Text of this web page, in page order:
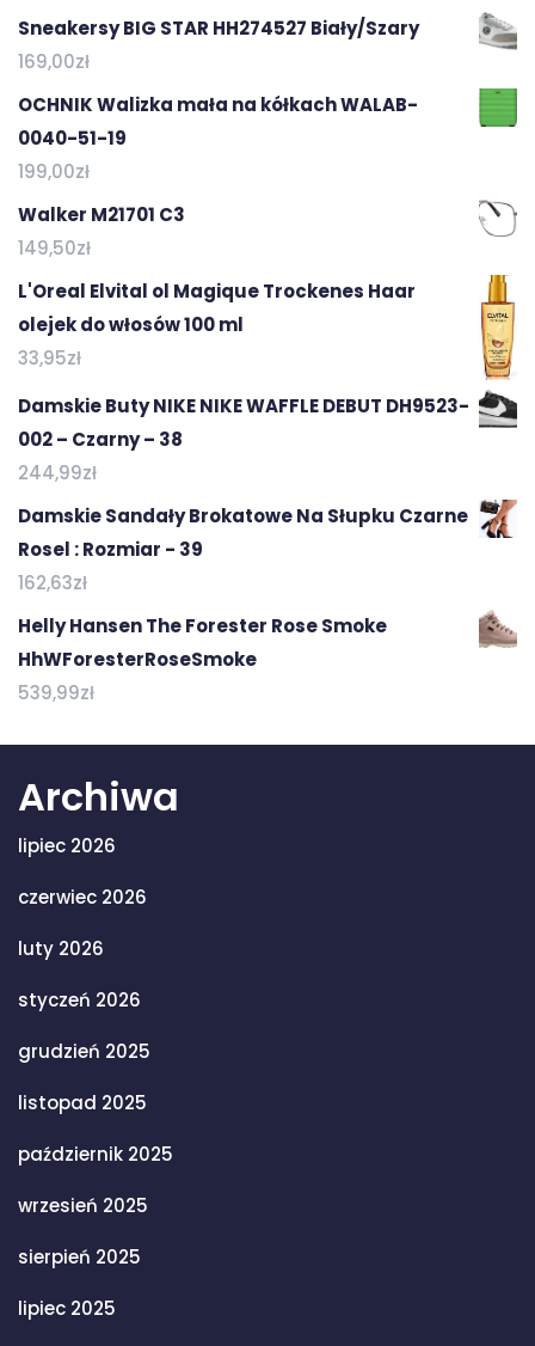
Sneakersy BIG STAR HH274527 Biały/Szary
169,00zł
OCHNIK Walizka mała na kółkach WALAB-
0040-51-19
199,00zł
Walker M21701 C3
149,50zł
L'Oreal Elvital ol Magique Trockenes Haar
olejek do włosów 100 ml
33,95zł
Damskie Buty NIKE NIKE WAFFLE DEBUT DH9523-
002 – Czarny – 38
244,99zł
Damskie Sandały Brokatowe Na Słupku Czarne
Rosel : Rozmiar - 39
162,63zł
Helly Hansen The Forester Rose Smoke
HhWForesterRoseSmoke
539,99zł
Archiwa
lipiec 2026
czerwiec 2026
luty 2026
styczeń 2026
grudzień 2025
listopad 2025
październik 2025
wrzesień 2025
sierpień 2025
lipiec 2025